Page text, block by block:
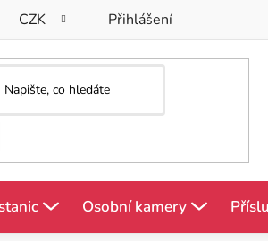
CZK Přihlášení
Osobní kamery